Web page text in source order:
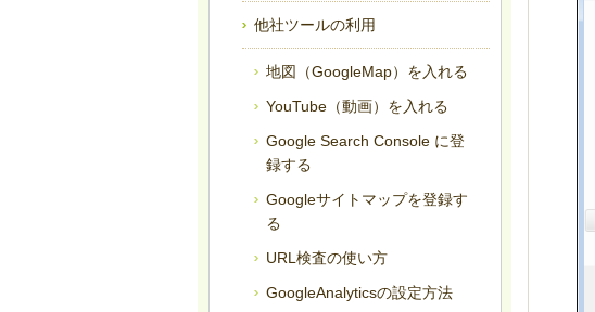
他社ツールの利用
地図（GoogleMap）を入れる
YouTube（動画）を入れる
Google Search Console に登
録する
Googleサイトマップを登録す
る
URL検査の使い方
GoogleAnalyticsの設定方法